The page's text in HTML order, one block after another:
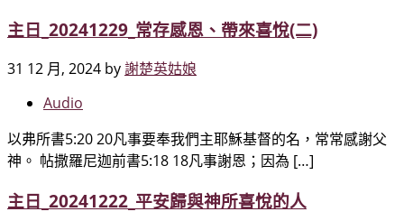
主日_20241229_常存感恩、帶來喜悅(二)
31 12 月, 2024 by謝楚英姑娘
Audio
以弗所書5:20 20凡事要奉我們主耶穌基督的名，常常感謝父
神。 帖撒羅尼迦前書5:18 18凡事謝恩；因為 […]
主日_20241222_平安歸與神所喜悅的人